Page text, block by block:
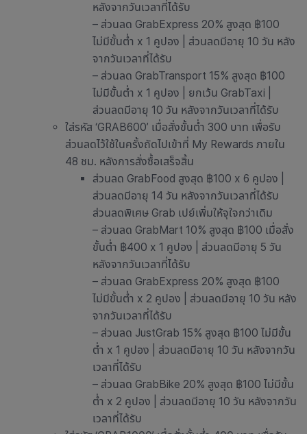
หลังจากวันเวลาที่ได้รับ
– ส่วนลด GrabExpress 20% สูงสุด ฿100
ไม่มีขั้นต่ำ x 1 คูปอง | ส่วนลดมีอายุ 10 วัน หลัง
จากวันเวลาที่ได้รับ
– ส่วนลด GrabTransport 15% สูงสุด ฿100
ไม่มีขั้นต่ำ x 1 คูปอง | ยกเว้น GrabTaxi |
ส่วนลดมีอายุ 10 วัน หลังจากวันเวลาที่ได้รับ
ใส่รหัส ‘GRAB600’ เมื่อสั่งขั้นต่ำ 300 บาท เพื่อรับ
ส่วนลดไว้ใช้ในครั้งถัดไปเข้าที่ My Rewards ภายใน
48 ชม. หลังการสั่งซื้อเสร็จสิ้น
ส่วนลด GrabFood สูงสุด ฿100 x 6 คูปอง |
ส่วนลดมีอายุ 14 วัน หลังจากวันเวลาที่ได้รับ
ส่วนลดพิเศษ Grab เปย์เพิ่มให้จุใจกว่าเดิม
– ส่วนลด GrabMart 10% สูงสุด ฿100 เมื่อสั่ง
ขั้นต่ำ ฿400 x 1 คูปอง | ส่วนลดมีอายุ 5 วัน
หลังจากวันเวลาที่ได้รับ
– ส่วนลด GrabExpress 20% สูงสุด ฿100
ไม่มีขั้นต่ำ x 2 คูปอง | ส่วนลดมีอายุ 10 วัน หลัง
จากวันเวลาที่ได้รับ
– ส่วนลด JustGrab 15% สูงสุด ฿100 ไม่มีขั้น
ต่ำ x 1 คูปอง | ส่วนลดมีอายุ 10 วัน หลังจากวัน
เวลาที่ได้รับ
– ส่วนลด GrabBike 20% สูงสุด ฿100 ไม่มีขั้น
ต่ำ x 2 คูปอง | ส่วนลดมีอายุ 10 วัน หลังจากวัน
เวลาที่ได้รับ